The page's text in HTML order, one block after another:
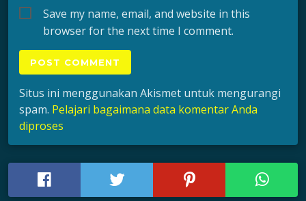
Save my name, email, and website in this
browser for the next time I comment.
Situs ini menggunakan Akismet untuk mengurangi
spam. Pelajari bagaimana data komentar Anda
diproses